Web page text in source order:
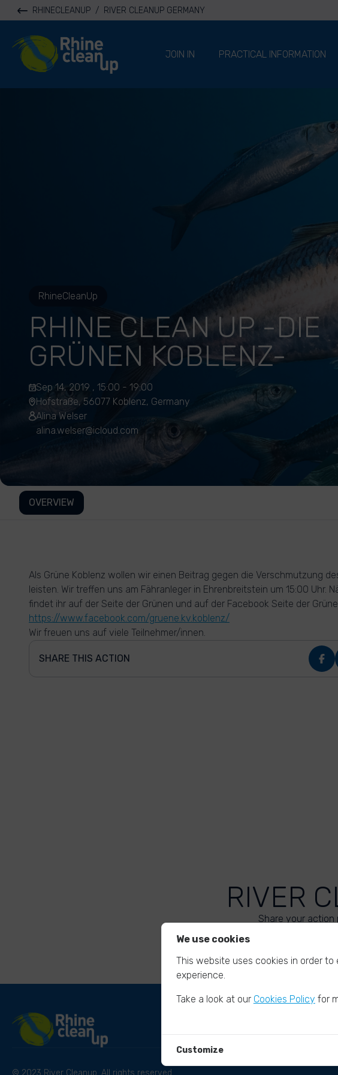
RHINECLEANUP / RIVER CLEANUP GERMANY
River Cleanup
JOIN IN
PRACTICAL INFORMATION
RhineCleanUp
RHINE CLEAN UP -DIE
GRÜNEN KOBLENZ-
Sep 14, 2019 , 15:00 - 19:00
Hofstraße, 56077 Koblenz, Germany
Alina Welser
alina.welser@icloud.com
OVERVIEW
Als Grüne Koblenz wollen wir einen Beitrag gegen die Verschmutzung
leisten. Wir treffen uns am Fähranleger in Ehrenbreitstein um 15:00 Uhr.
findet ihr auf der Seite der Grünen und auf der Facebook Seite der
https://www.facebook.com/gruene.kv.koblenz/
Wir freuen uns auf viele Teilnehmer/innen.
SHARE THIS ACTION
RIVER
Share your action
© 2023 River Cleanup. All rights reserved.
We use cookies
This website uses cookies in order
experience.
Take a look at our Cookies Policy for
Customize